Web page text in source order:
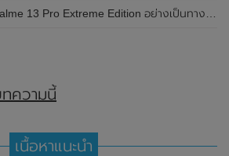
Pro Extreme Edition อย่างเป็นทางการแล้วในประเทศจีน
ความนี้
เนื้อหาแนะนำ